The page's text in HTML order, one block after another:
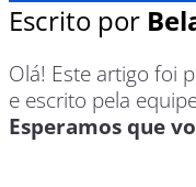
Escrito por
Olá! Este artigo foi
e escrito pela
Esperamos que